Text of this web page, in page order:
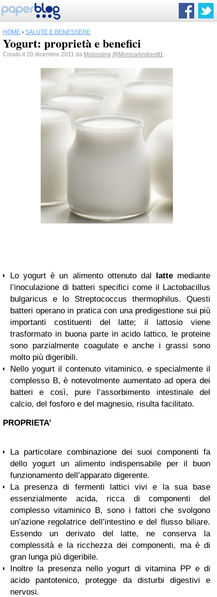
HOME › SALUTE E BENESSERE
Yogurt: proprietà e benefici
Creato il 20 dicembre 2011 da Molossina @MonicaAndreott1
Lo yogurt è un alimento ottenuto dal lattemediante
l’inoculazione di batteri specifici come il Lactobacillus
bulgaricus e lo Streptococcus thermophilus. Questi
batteri operano in pratica con una predigestione sui più
importanti costituenti del latte; il lattosio viene
trasformato in buona parte in acido lattico, le proteine
sono parzialmente coagulate e anche i grassi sono
molto più digeribili.
Nello yogurt il contenuto vitaminico, e specialmente il
complesso B, è notevolmente aumentato ad opera dei
batteri e così, pure l’assorbimento intestinale del
calcio, del fosforo e del magnesio, risulta facilitato.
PROPRIETA’
La particolare combinazione dei suoi componenti fa
dello yogurt un alimento indispensabile per il buon
funzionamento dell’apparato digerente.
La presenza di fermenti lattici vivi e la sua base
essenzialmente acida, ricca di componenti del
complesso vitaminico B, sono i fattori che svolgono
un’azione regolatrice dell’intestino e del flusso biliare.
Essendo un derivato del latte, ne conserva la
complessità e la ricchezza dei componenti, ma è di
gran lunga più digeribile.
Inoltre la presenza nello yogurt di vitamina PP e di
acido pantotenico, protegge da disturbi digestivi e
nervosi.